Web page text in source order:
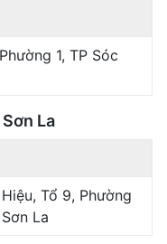
1, TP Sóc
La
Tổ 9, Phường
La